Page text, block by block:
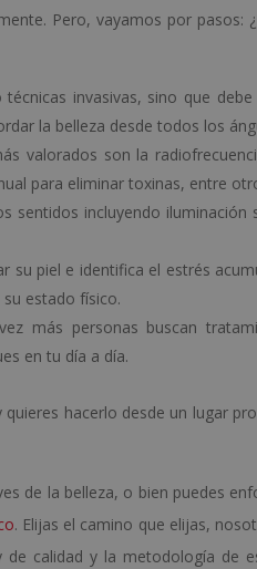
Pero, vayamos por pasos:
invasivas, sino que debe
la belleza desde todos los
valorados son la
para eliminar toxinas, entre
sentidos incluyendo iluminación
su piel e identifica el estrés
estado físico.
más personas buscan
en tu día a día.
hacerlo desde un lugar
de la belleza, o bien puedes
. Elijas el camino que elijas,
de calidad y la metodología de